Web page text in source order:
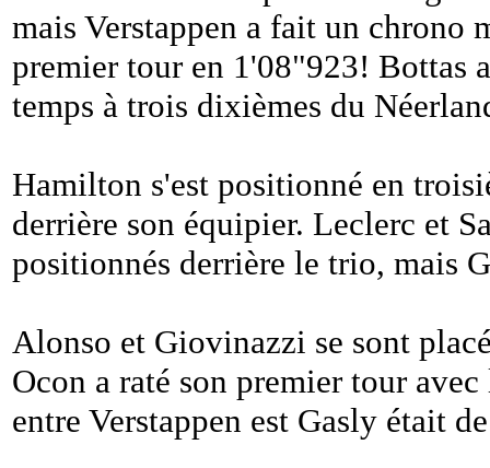
mais Verstappen a fait un chrono
premier tour en 1'08"923! Bottas
temps à trois dixièmes du
Hamilton s'est positionné en
derrière son équipier. Leclerc et
positionnés derrière le trio, mais
Alonso et Giovinazzi se sont
Ocon a raté son premier tour
entre Verstappen est Gasly était